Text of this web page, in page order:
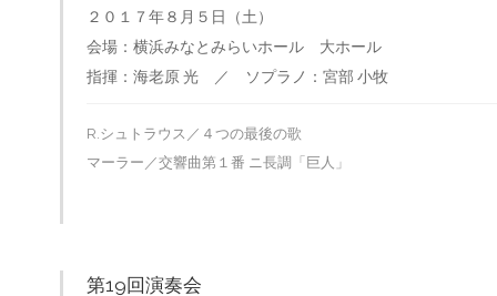
２０１７年８月５日（土）
会場：横浜みなとみらいホール 大ホール
指揮：海老原 光 ／ ソプラノ：宮部 小牧
R.シュトラウス／４つの最後の歌
マーラー／交響曲第１番 ニ長調「巨人」
第19回演奏会